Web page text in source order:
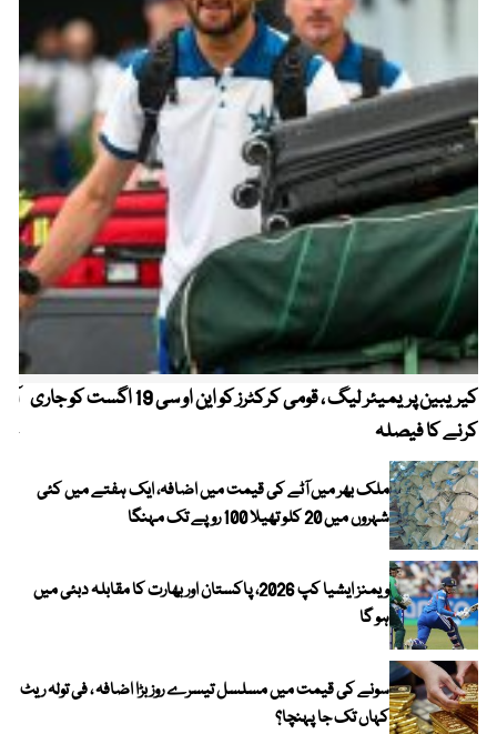
کیریبین پریمیئر لیگ ، قومی کرکٹرز کو این او سی 19 اگست کو جاری
کرنے کا فیصلہ
ملک بھر میں آٹے کی قیمت میں اضافہ، ایک ہفتے میں کئی
شہروں میں 20 کلو تھیلا 100 روپے تک مہنگا
ویمنز ایشیا کپ 2026، پاکستان اور بھارت کا مقابلہ دبئی میں
ہو گا
سونے کی قیمت میں مسلسل تیسرے روز بڑا اضافہ ، فی تولہ ریٹ
کہاں تک جا پہنچا؟